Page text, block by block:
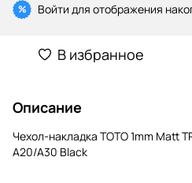
% Войти для отображения
В избранное
Описание
Чехол-накладка TOTO 1mm Matt
A20/A30 Black